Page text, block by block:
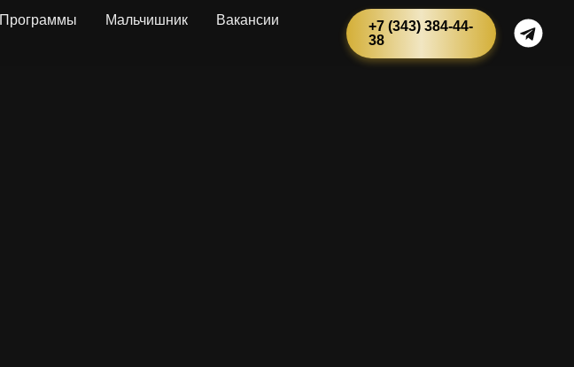
Программы Мальчишник
Вакансии
+7 (343) 384-44-
38